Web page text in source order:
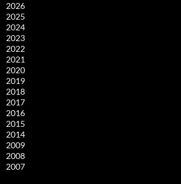
2026
2025
2024
2023
2022
2021
2020
2019
2018
2017
2016
2015
2014
2009
2008
2007